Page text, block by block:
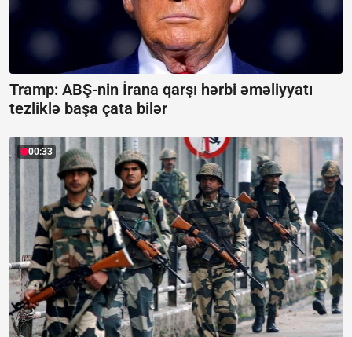
Tramp: ABŞ-nin İrana qarşı hərbi əməliyyatı
tezliklə başa çata bilər
00:33